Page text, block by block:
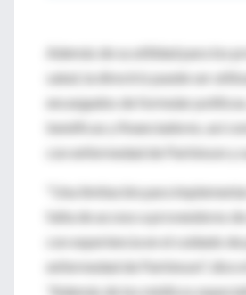
Además de su utilidad para los
salud, la directriz puede ser
encargados de formular
benéficas y financiadores, así
con enfermedad de Parkinson y
"Una limitación para
falta de acceso a proveedores
con experiencia en el cuidado de
enfermedad de Parkinson", dice
"Además de los médicos